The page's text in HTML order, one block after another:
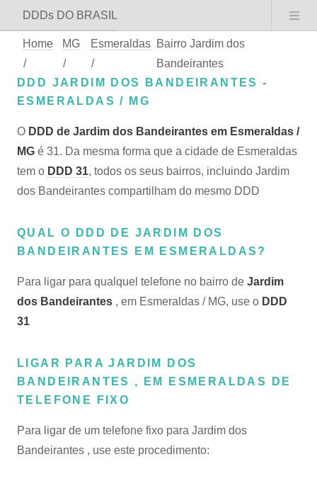
DDDs DO BRASIL
Home
/
MG
/
Esmeraldas
/
Bairro Jardim dos
Bandeirantes
DDD JARDIM DOS BANDEIRANTES -
ESMERALDAS / MG
O DDD de Jardim dos Bandeirantes em Esmeraldas /
MG é 31. Da mesma forma que a cidade de Esmeraldas
tem o DDD 31, todos os seus bairros, incluindo Jardim
dos Bandeirantes compartilham do mesmo DDD
QUAL O DDD DE JARDIM DOS
BANDEIRANTES EM ESMERALDAS?
Para ligar para qualquel telefone no bairro de Jardim
dos Bandeirantes , em Esmeraldas / MG, use o DDD
31
LIGAR PARA JARDIM DOS
BANDEIRANTES , EM ESMERALDAS DE
TELEFONE FIXO
Para ligar de um telefone fixo para Jardim dos
Bandeirantes , use este procedimento: